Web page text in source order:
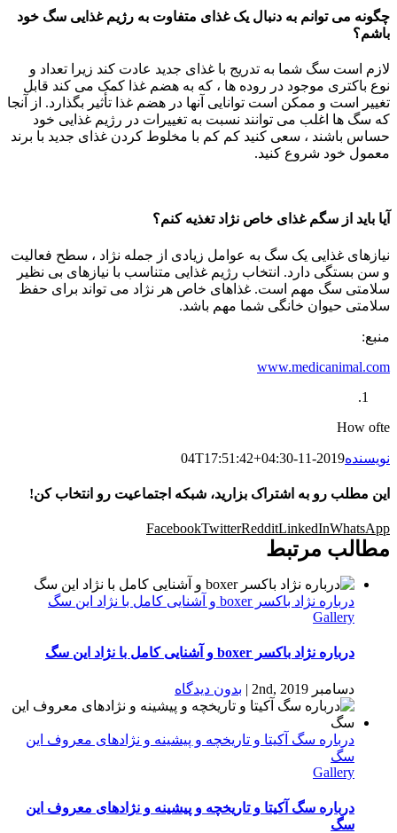
چگونه می توانم به دنبال یک غذای متفاوت به رژیم غذایی سگ خود
باشم؟
لازم است سگ شما به تدریج با غذای جدید عادت کند زیرا تعداد و
نوع باکتری موجود در روده ها ، که به هضم غذا کمک می کند قابل
تغییر است و ممکن است توانایی آنها در هضم غذا تأثیر بگذارد. از آنجا
که سگ ها اغلب می توانند نسبت به تغییرات در رژیم غذایی خود
حساس باشند ، سعی کنید کم کم با مخلوط کردن غذای جدید با برند
معمول خود شروع کنید.
آیا باید از سگم غذای خاص نژاد تغذیه کنم؟
نیازهای غذایی یک سگ به عوامل زیادی از جمله نژاد ، سطح فعالیت
و سن بستگی دارد. انتخاب رژیم غذایی متناسب با نیازهای بی نظیر
سلامتی سگ مهم است. غذاهای خاص هر نژاد می تواند برای حفظ
سلامتی حیوان خانگی شما مهم باشد.
منبع:
www.medicanimal.com
How ofte
نویسنده2019-11-04T17:51:42+04:30
این مطلب رو به اشتراک بزارید، شبکه اجتماعیت رو انتخاب کن!
FacebookTwitterRedditLinkedInWhatsApp
مطالب مرتبط
درباره نژاد باکسر boxer و آشنایی کامل با نژاد این سگ
Gallery
درباره نژاد باکسر boxer و آشنایی کامل با نژاد این سگ
دسامبر 2nd, 2019 | بدون ديدگاه
درباره سگ آکیتا و تاریخچه و پیشینه و نژادهای معروف این
سگ
Gallery
درباره سگ آکیتا و تاریخچه و پیشینه و نژادهای معروف این
سگ